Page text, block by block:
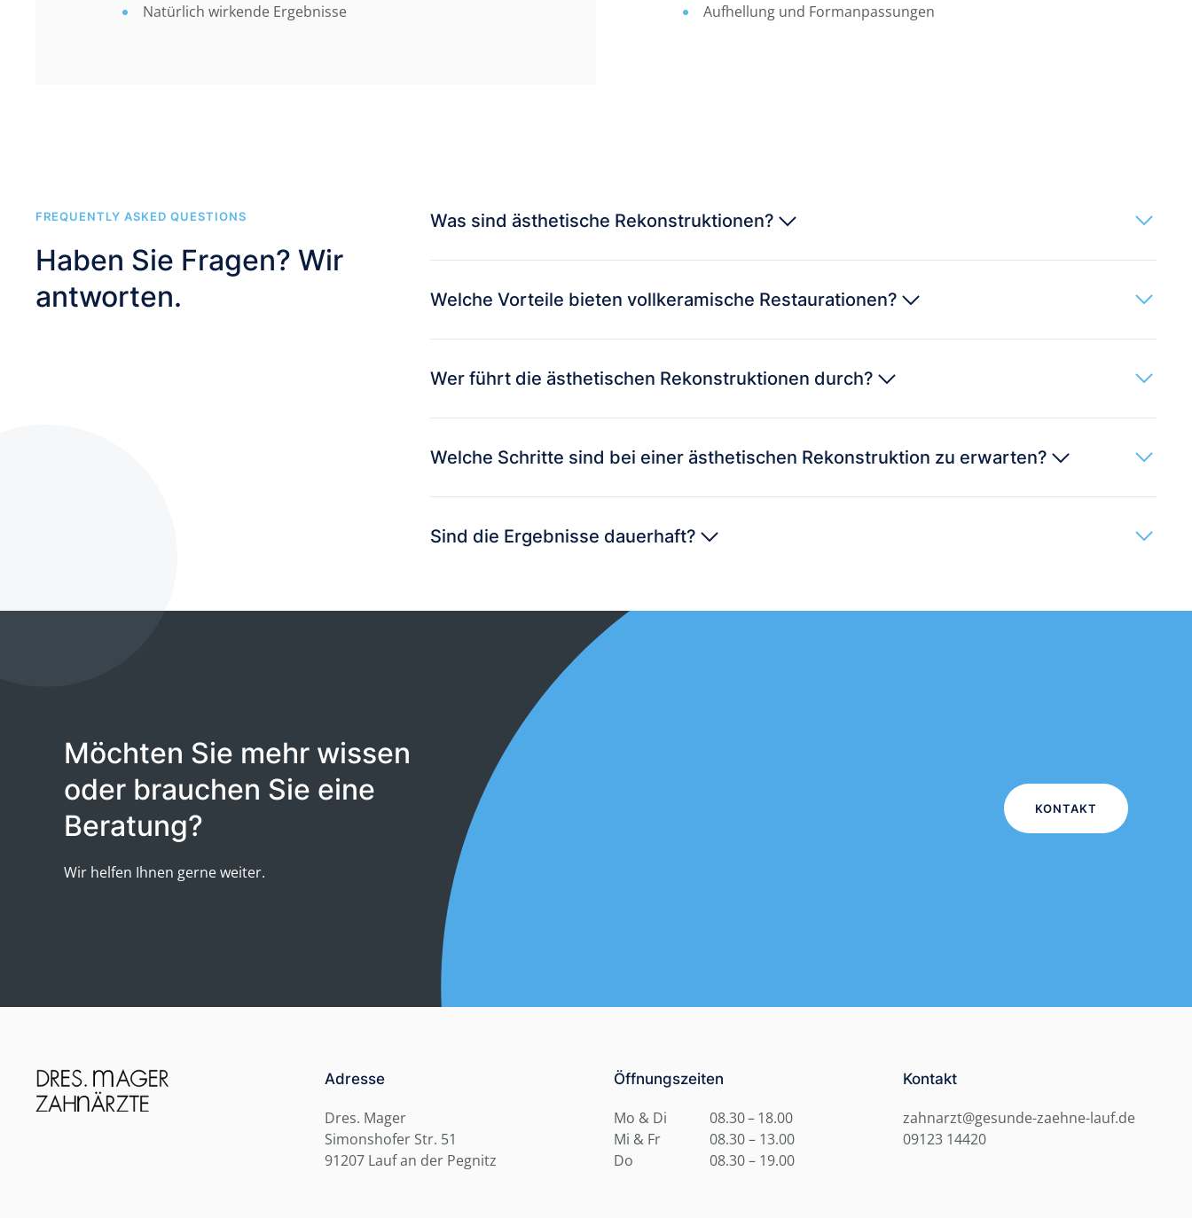
Natürlich wirkende Ergebnisse
Aufhellung und Formanpassungen
FREQUENTLY ASKED QUESTIONS
Haben Sie Fragen? Wir
antworten.
Was sind ästhetische Rekonstruktionen?
Welche Vorteile bieten vollkeramische Restaurationen?
Wer führt die ästhetischen Rekonstruktionen durch?
Welche Schritte sind bei einer ästhetischen Rekonstruktion zu erwarten?
Sind die Ergebnisse dauerhaft?
Möchten Sie mehr wissen
oder brauchen Sie eine
Beratung?
Wir helfen Ihnen gerne weiter.
KONTAKT
Adresse
Dres. Mager
Simonshofer Str. 51
91207 Lauf an der Pegnitz
Kontakt
zahnarzt@gesunde-zaehne-lauf.de
09123 14420
Öffnungszeiten
Mo & Di
08.30 – 18.00
Mi & Fr
08.30 – 13.00
Do
08.30 – 19.00